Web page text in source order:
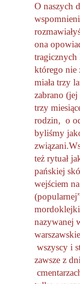
O naszych
ona
tragicznych
którego nie
miała trzy
zabrano (jej
trzy
rodzin, o
byliśmy
też rytuał
pańskiej
wejściem
nazywanej
wszyscy i
zawsze z